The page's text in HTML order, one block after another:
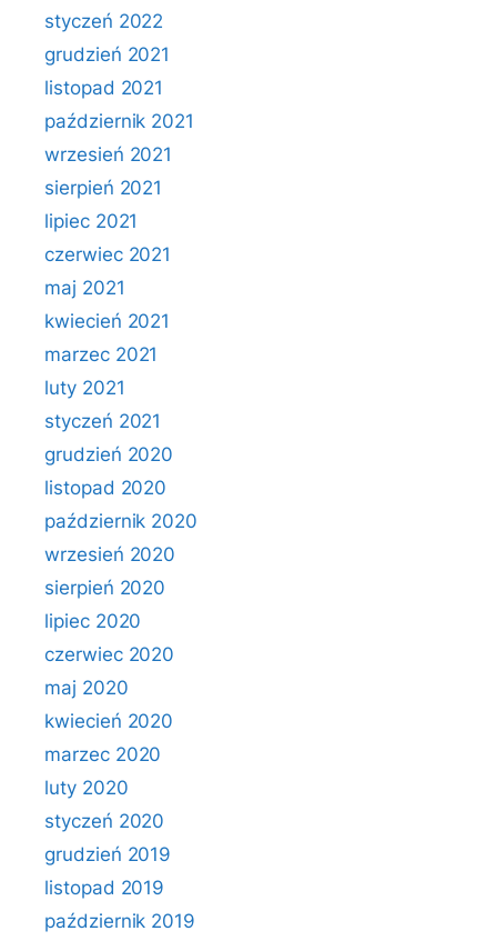
styczeń 2022
grudzień 2021
listopad 2021
październik 2021
wrzesień 2021
sierpień 2021
lipiec 2021
czerwiec 2021
maj 2021
kwiecień 2021
marzec 2021
luty 2021
styczeń 2021
grudzień 2020
listopad 2020
październik 2020
wrzesień 2020
sierpień 2020
lipiec 2020
czerwiec 2020
maj 2020
kwiecień 2020
marzec 2020
luty 2020
styczeń 2020
grudzień 2019
listopad 2019
październik 2019